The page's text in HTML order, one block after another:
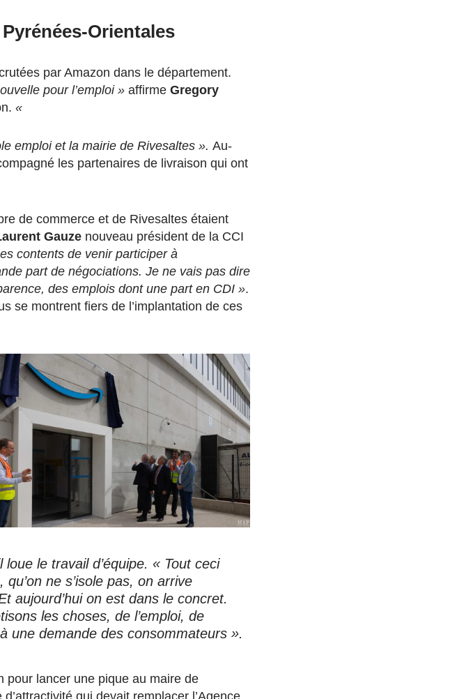
Orientales
par Amazon dans le département.
pour l’emploi » affirme Gregory
«
emploi et la mairie de Rivesaltes ». Au-
les partenaires de livraison qui ont
de commerce et de Rivesaltes étaient
Gauze nouveau président de la CCI
contents de venir participer à
part de négociations. Je ne vais pas dire
des emplois dont une part en CDI ».
se montrent fiers de l’implantation de ces
le travail d’équipe. « Tout ceci
ne s’isole pas, on arrive
aujourd’hui on est dans le concret.
les choses, de l’emploi, de
une demande des consommateurs ».
pour lancer une pique au maire de